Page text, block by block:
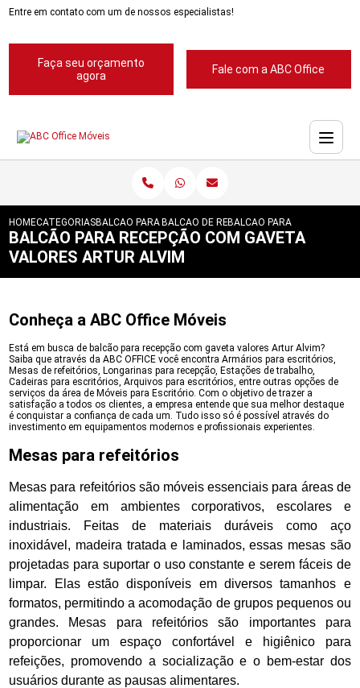
Entre em contato com um de nossos especialistas!
Faça seu orçamento
agora
Fale com a ABC Office
HOMECATEGORIASBALCAO PARA RECEPCAOBALCAO DE RECEPCAO EM L
BALCAO PARA RECEPCAO
BALCÃO PARA RECEPÇÃO COM GAVETA
VALORES ARTUR ALVIM
Conheça a ABC Office Móveis
Está em busca de balcão para recepção com gaveta valores Artur Alvim?
Saiba que através da ABC OFFICE você encontra Armários para escritórios,
Mesas de refeitórios, Longarinas para recepção, Estações de trabalho,
Cadeiras para escritórios, Arquivos para escritórios, entre outras opções de
serviços da área de Móveis para Escritório. Com o objetivo de trazer a
satisfação a todos os clientes, a empresa entende que sua melhor destaque
é conquistar a confiança de cada um. Tudo isso só é possível através do
investimento em equipamentos modernos e profissionais experientes.
Mesas para refeitórios
Mesas para refeitórios são móveis essenciais para áreas de
alimentação em ambientes corporativos, escolares e
industriais. Feitas de materiais duráveis como aço
inoxidável, madeira tratada e laminados, essas mesas são
projetadas para suportar o uso constante e serem fáceis de
limpar. Elas estão disponíveis em diversos tamanhos e
formatos, permitindo a acomodação de grupos pequenos ou
grandes. Mesas para refeitórios são importantes para
proporcionar um espaço confortável e higiênico para
refeições, promovendo a socialização e o bem-estar dos
usuários durante as pausas alimentares.